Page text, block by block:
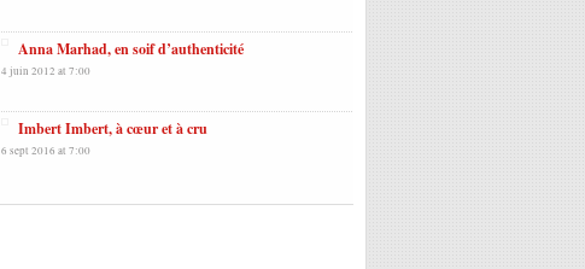
Anna Marhad, en soif d’authenticité
4 juin 2012 at 7:00
Imbert Imbert, à cœur et à cru
6 sept 2016 at 7:00